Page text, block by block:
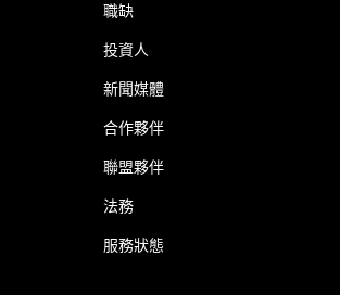
職缺
投資人
新聞媒體
合作夥伴
聯盟夥伴
法務
服務狀態